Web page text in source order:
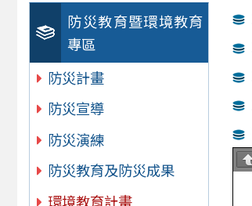
防災教育暨環境教育
專區
防災計畫
防災宣導
防災演練
防災教育及防災成果
環境教育計畫